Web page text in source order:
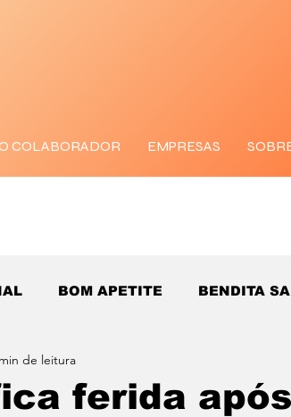
COLABORADOR EMPRESAS
BOM APETITE BENDITA
ferida após
de leitura